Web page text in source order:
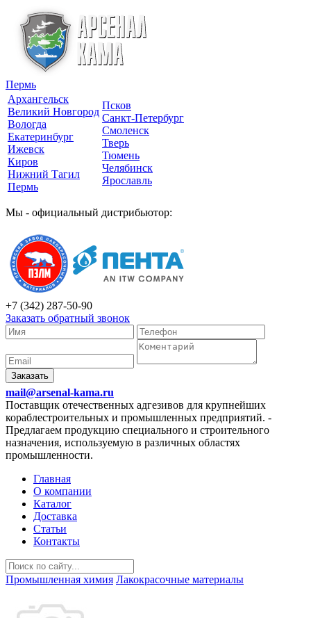
Пермь
Архангельск
Великий Новгород
Вологда
Екатеринбург
Ижевск
Киров
Нижний Тагил
Пермь
Псков
Санкт-Петербург
Смоленск
Тверь
Тюмень
Челябинск
Ярославль
Мы - официальный дистрибьютор:
+7 (342) 287-50-90
Заказать обратный звонок
Заказать
mail@arsenal-kama.ru
Поставщик отечественных адгезивов для крупнейших
кораблестроительных и промышленных предприятий. -
Предлагаем продукцию специального и строительного
назначения, используемую в различных областях
промышленности.
Главная
О компании
Каталог
Доставка
Статьи
Контакты
Промышленная химия Лакокрасочные материалы